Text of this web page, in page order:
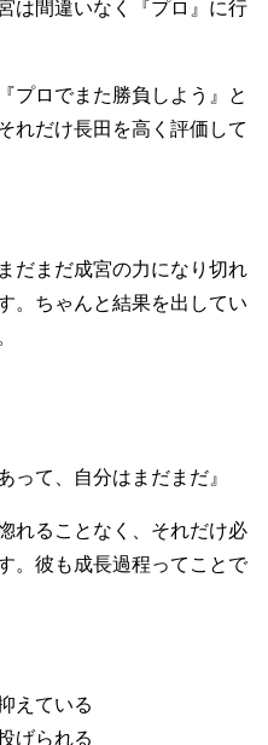
は間違いなく『プロ』に行
プロでまた勝負しよう』と
れだけ長田を高く評価して
だまだ成宮の力になり切れ
。ちゃんと結果を出してい
って、自分はまだまだ』
れることなく、それだけ必
。彼も成長過程ってことで
えている
げられる